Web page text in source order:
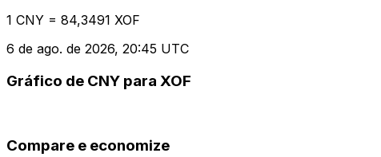
1 CNY = 84,3491 XOF
6 de ago. de 2026, 20:45 UTC
Gráfico de CNY para XOF
Compare e economize